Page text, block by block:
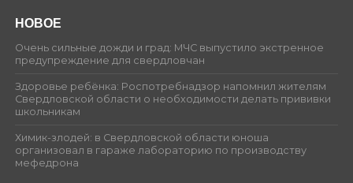
НОВОЕ
Очень сильные дожди и град: МЧС выпустило экстренное
предупреждение для свердловчан
Здоровье ребёнка: Роспотребнадзор напомнил жителям
Свердловской области о необходимости делать прививки
школьникам
Химик-злодей: в Свердловской области юноша
организовал в гараже лабораторию по производству
мефедрона